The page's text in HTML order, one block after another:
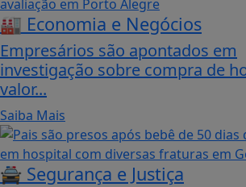
🏭 Economia e Negócios
Empresários são apontados em
investigação sobre compra de
valor...
Saiba Mais
🚔 Segurança e Justiça